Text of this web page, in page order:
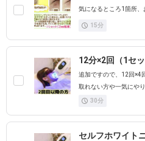
気になるところ1箇所、
15分
12分×2回（1セ
追加ですので、12回×4
取れない方や一気にや
30分
セルフホワイト